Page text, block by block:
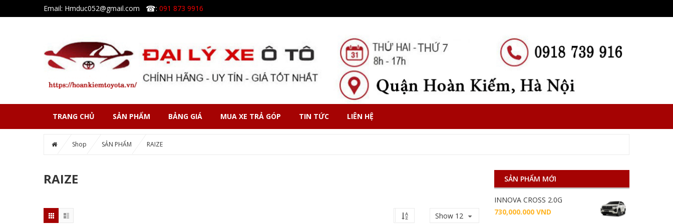
Email: Hmduc052@gmail.com ☎: 091 873 9916
TRANG CHỦ SẢN PHẨM BẢNG GIÁ MUA XE TRẢ GÓP TIN TỨC LIÊN HỆ
Shop SẢN PHẨM RAIZE
RAIZE
Show 12
SẢN PHẨM MỚI
INNOVA CROSS 2.0G
730,000.000 VND